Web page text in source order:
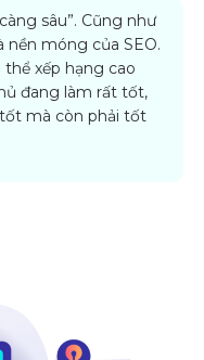
sâu”. Cũng như
nền móng của SEO.
thể xếp hạng cao
đang làm rất tốt,
mà còn phải tốt